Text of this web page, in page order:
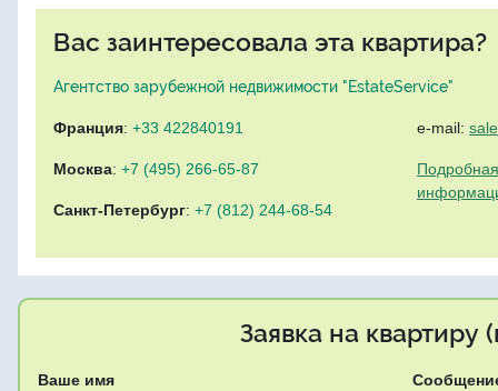
Вас заинтересовала эта квартира?
Агентство зарубежной недвижимости "EstateService"
Франция: +33 422840191
Москва: +7 (495) 266-65-87
Санкт-Петербург: +7 (812) 244-68-54
e-mail:
Заявка на квартиру
Ваше имя